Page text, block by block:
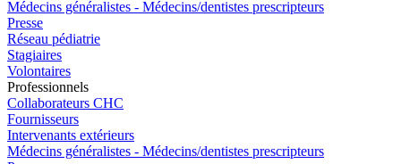
Médecins généralistes - Médecins/dentistes prescripteurs
Presse
Réseau pédiatrie
Stagiaires
Volontaires
Professionnels
Collaborateurs CHC
Fournisseurs
Intervenants extérieurs
Médecins généralistes - Médecins/dentistes prescripteurs